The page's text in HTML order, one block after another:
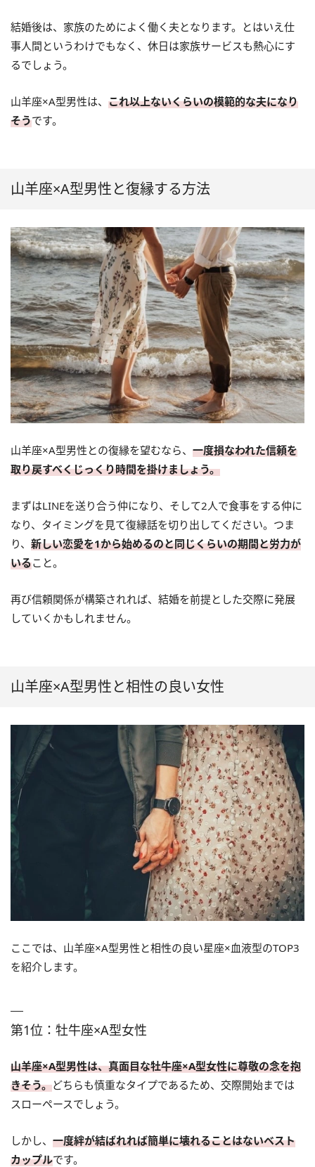
結婚後は、家族のためによく働く夫となります。とはいえ仕
事人間というわけでもなく、休日は家族サービスも熱心にす
るでしょう。
山羊座×A型男性は、 これ以上ないくらいの模範的な夫になり
そうです。
山羊座×A型男性と復縁する方法
山羊座×A型男性との復縁を望むなら、 一度損なわれた信頼を
取り戻すべくじっくり時間を掛けましょう。
まずはLINEを送り合う仲になり、そして2人で食事をする仲に
なり、タイミングを見て復縁話を切り出してください。つま
り、 新しい恋愛を1から始めるのと同じくらいの期間と労力が
いること。
再び信頼関係が構築されれば、結婚を前提とした交際に発展
していくかもしれません。
山羊座×A型男性と相性の良い女性
ここでは、山羊座×A型男性と相性の良い星座×血液型のTOP3
を紹介します。
第1位：牡牛座×A型女性
山羊座×A型男性は、真面目な牡牛座×A型女性に尊敬の念を抱
きそう。どちらも慎重なタイプであるため、交際開始までは
スローペースでしょう。
しかし、 一度絆が結ばれれば簡単に壊れることはないベスト
カップルです。